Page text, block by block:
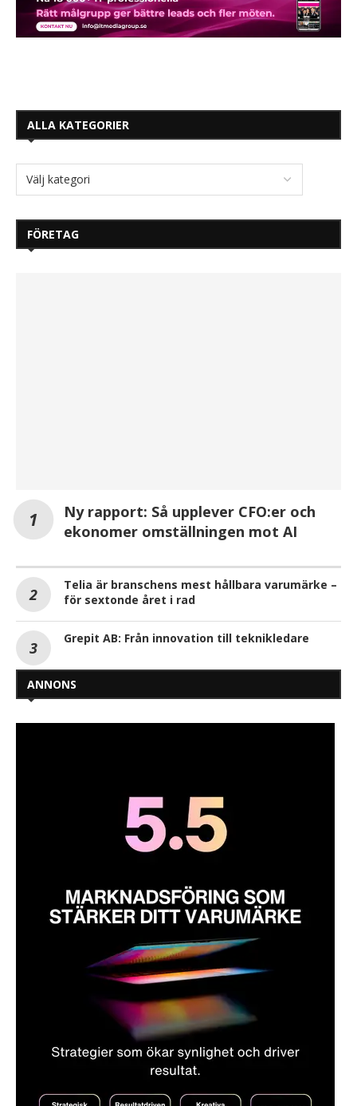
ALLA KATEGORIER
FÖRETAG
Ny rapport: Så upplever CFO:er och
ekonomer omställningen mot AI
Telia är branschens mest hållbara varumärke –
för sextonde året i rad
Grepit AB: Från innovation till teknikledare
ANNONS